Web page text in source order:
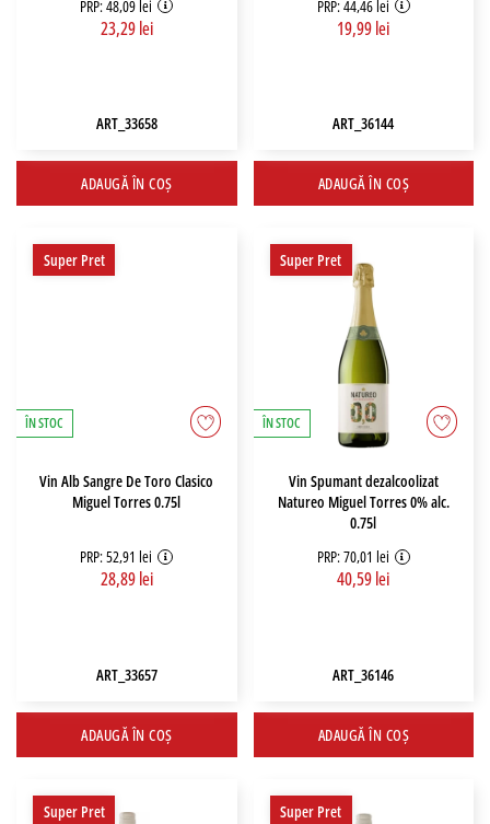
PRP: 48,09 lei
23,29 lei
ART_33658
ADAUGĂ ÎN COȘ
PRP: 44,46 lei
19,99 lei
ART_36144
ADAUGĂ ÎN COȘ
Super Pret
ÎN STOC
Vin Alb Sangre De Toro Clasico
Miguel Torres 0.75l
PRP: 52,91 lei
28,89 lei
ART_33657
ADAUGĂ ÎN COȘ
Super Pret
ÎN STOC
Vin Spumant dezalcoolizat
Natureo Miguel Torres 0% alc.
0.75l
PRP: 70,01 lei
40,59 lei
ART_36146
ADAUGĂ ÎN COȘ
Super Pret Super Pret